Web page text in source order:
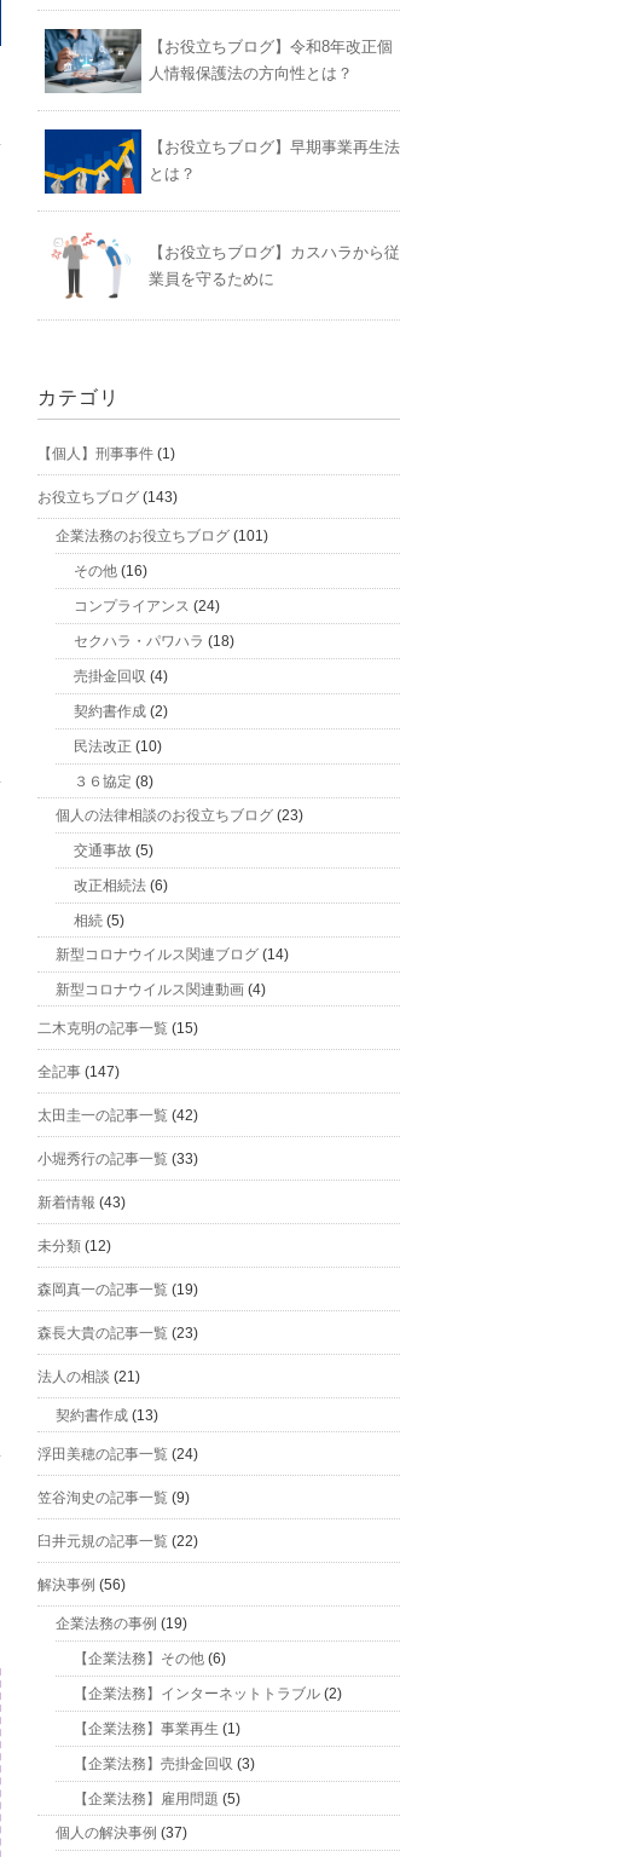
【お役立ちブログ】令和8年改正個
人情報保護法の方向性とは？
【お役立ちブログ】早期事業再生法
とは？
【お役立ちブログ】カスハラから従
業員を守るために
カテゴリ
【個人】刑事事件 (1)
お役立ちブログ (143)
企業法務のお役立ちブログ (101)
その他 (16)
コンプライアンス (24)
セクハラ・パワハラ (18)
売掛金回収 (4)
契約書作成 (2)
民法改正 (10)
３６協定 (8)
個人の法律相談のお役立ちブログ (23)
交通事故 (5)
改正相続法 (6)
相続 (5)
新型コロナウイルス関連ブログ (14)
新型コロナウイルス関連動画 (4)
二木克明の記事一覧 (15)
全記事 (147)
太田圭一の記事一覧 (42)
小堀秀行の記事一覧 (33)
新着情報 (43)
未分類 (12)
森岡真一の記事一覧 (19)
森長大貴の記事一覧 (23)
法人の相談 (21)
契約書作成 (13)
浮田美穂の記事一覧 (24)
笠谷洵史の記事一覧 (9)
臼井元規の記事一覧 (22)
解決事例 (56)
企業法務の事例 (19)
【企業法務】その他 (6)
【企業法務】インターネットトラブル (2)
【企業法務】事業再生 (1)
【企業法務】売掛金回収 (3)
【企業法務】雇用問題 (5)
個人の解決事例 (37)